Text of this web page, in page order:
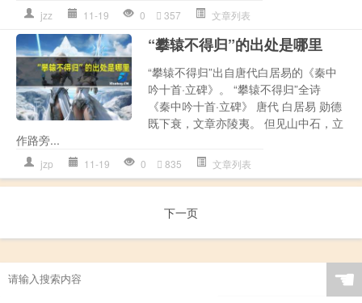
jzz 11-19 0 357 文章列表
“攀辕不得归”的出处是哪里
“攀辕不得归”出自唐代白居易的《秦中
吟十首·立碑》。 “攀辕不得归”全诗
《秦中吟十首·立碑》 唐代 白居易 勋德
既下衰，文章亦陵夷。 但见山中石，立
作路旁...
jzp 11-19 0 835 文章列表
下一页
☚